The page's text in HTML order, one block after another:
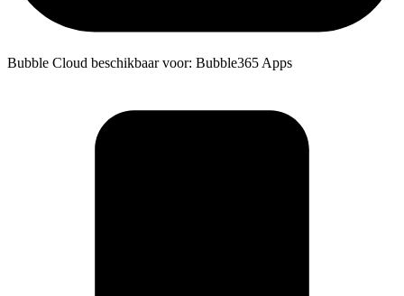
Bubble Cloud beschikbaar voor: Bubble365 Apps